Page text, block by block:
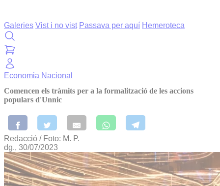
Galeries Vist i no vist Passava per aquí Hemeroteca
Economia Nacional
Comencen els tràmits per a la formalització de les accions
populars d'Unnic
Redacció / Foto: M. P.
dg., 30/07/2023